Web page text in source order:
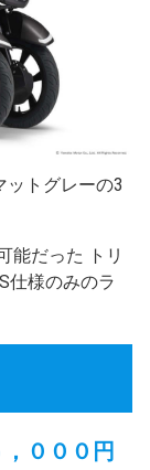
ットグレーの3
能だった トリ
仕様のみのラ
０００円